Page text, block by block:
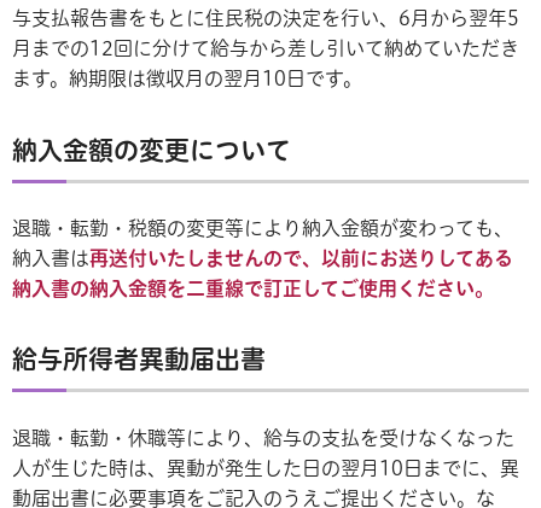
与支払報告書をもとに住民税の決定を行い、6月から翌年5
月までの12回に分けて給与から差し引いて納めていただき
ます。納期限は徴収月の翌月10日です。
納入金額の変更について
退職・転勤・税額の変更等により納入金額が変わっても、
納入書は再送付いたしませんので、以前にお送りしてある
納入書の納入金額を二重線で訂正してご使用ください。
給与所得者異動届出書
退職・転勤・休職等により、給与の支払を受けなくなった
人が生じた時は、異動が発生した日の翌月10日までに、異
動届出書に必要事項をご記入のうえご提出ください。な